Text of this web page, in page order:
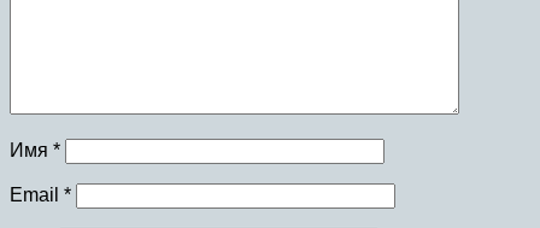
Имя *
Email *